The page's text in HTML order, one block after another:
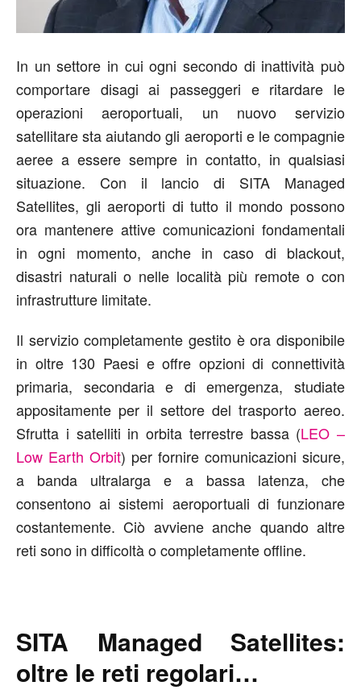
In un settore in cui ogni secondo di inattività può
comportare disagi ai passeggeri e ritardare le
operazioni aeroportuali, un nuovo servizio
satellitare sta aiutando gli aeroporti e le compagnie
aeree a essere sempre in contatto, in qualsiasi
situazione. Con il lancio di SITA Managed
Satellites, gli aeroporti di tutto il mondo possono
ora mantenere attive comunicazioni fondamentali
in ogni momento, anche in caso di blackout,
disastri naturali o nelle località più remote o con
infrastrutture limitate.
Il servizio completamente gestito è ora disponibile
in oltre 130 Paesi e offre opzioni di connettività
primaria, secondaria e di emergenza, studiate
appositamente per il settore del trasporto aereo.
Sfrutta i satelliti in orbita terrestre bassa (LEO –
Low Earth Orbit) per fornire comunicazioni sicure,
a banda ultralarga e a bassa latenza, che
consentono ai sistemi aeroportuali di funzionare
costantemente. Ciò avviene anche quando altre
reti sono in difficoltà o completamente offline.
SITA Managed Satellites:
oltre le reti regolari…